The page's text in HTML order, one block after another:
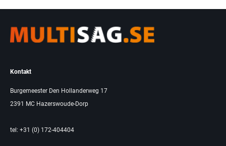
Kontakt
Burgemeester Den Hollanderweg 17
2391 MC Hazerswoude-Dorp
tel: +31 (0) 172-404404